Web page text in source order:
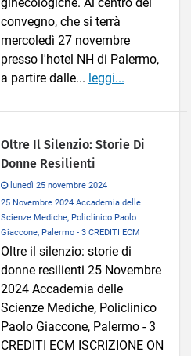
convegno, che si terrà
mercoledì 27 novembre
presso l'hotel NH di Palermo,
a partire dalle... leggi...
Oltre Il Silenzio: Storie Di
Donne Resilienti
lunedì 25 novembre 2024
25 Novembre 2024 Accademia delle
Scienze Mediche, Policlinico Paolo
Giaccone, Palermo - 3 CREDITI ECM
Oltre il silenzio: storie di
donne resilienti 25 Novembre
2024 Accademia delle
Scienze Mediche, Policlinico
Paolo Giaccone, Palermo - 3
CREDITI ECM ISCRIZIONE ON